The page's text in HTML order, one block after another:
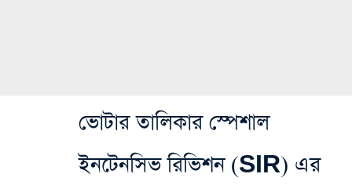
ভোটার তালিকার স্পেশাল
ইনটেনসিভ রিভিশন (SIR) এর